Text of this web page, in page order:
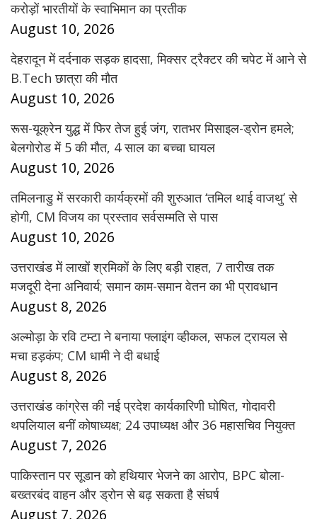
करोड़ों भारतीयों के स्वाभिमान का प्रतीक
August 10, 2026
देहरादून में दर्दनाक सड़क हादसा, मिक्सर ट्रैक्टर की चपेट में आने से
B.Tech छात्रा की मौत
August 10, 2026
रूस-यूक्रेन युद्ध में फिर तेज हुई जंग, रातभर मिसाइल-ड्रोन हमले;
बेलगोरोड में 5 की मौत, 4 साल का बच्चा घायल
August 10, 2026
तमिलनाडु में सरकारी कार्यक्रमों की शुरुआत ‘तमिल थाई वाजथु’ से
होगी, CM विजय का प्रस्ताव सर्वसम्मति से पास
August 10, 2026
उत्तराखंड में लाखों श्रमिकों के लिए बड़ी राहत, 7 तारीख तक
मजदूरी देना अनिवार्य; समान काम-समान वेतन का भी प्रावधान
August 8, 2026
अल्मोड़ा के रवि टम्टा ने बनाया फ्लाइंग व्हीकल, सफल ट्रायल से
मचा हड़कंप; CM धामी ने दी बधाई
August 8, 2026
उत्तराखंड कांग्रेस की नई प्रदेश कार्यकारिणी घोषित, गोदावरी
थपलियाल बनीं कोषाध्यक्ष; 24 उपाध्यक्ष और 36 महासचिव नियुक्त
August 7, 2026
पाकिस्तान पर सूडान को हथियार भेजने का आरोप, BPC बोला-
बख्तरबंद वाहन और ड्रोन से बढ़ सकता है संघर्ष
August 7, 2026